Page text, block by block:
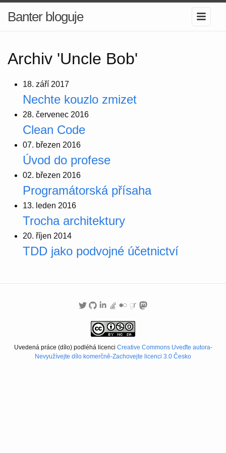
Banter bloguje
Archiv 'Uncle Bob'
18. září 2017
Nechte kouzlo zmizet
28. červenec 2016
Clean Code
07. březen 2016
Úvod do profese
02. březen 2016
Programátorská přísaha
13. leden 2016
Trocha architektury
20. říjen 2014
TDD jako podvojné účetnictví
Uvedená práce (dílo) podléhá licenci Creative Commons Uveďte autora-
Nevyužívejte dílo komerčně-Zachovejte licenci 3.0 Česko